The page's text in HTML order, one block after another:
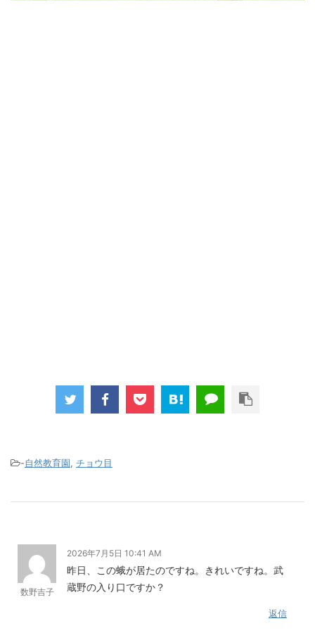
-自然教育園, チョウ目
数野吉子
2026年7月5日 10:41 AM
昨日、この蛾が居たのですね。きれいですね。武
蔵野の入り口ですか？
返信